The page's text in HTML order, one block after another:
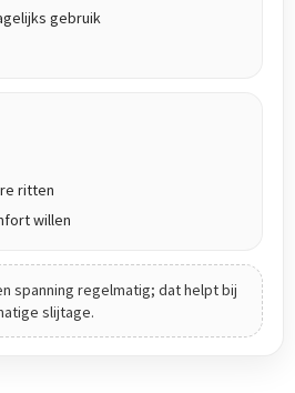
gebruik
ritten
willen
spanning regelmatig; dat helpt bij
slijtage.